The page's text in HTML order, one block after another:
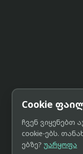
Cookie
ჩვენ ვიყენებთ
cookie-ებს.
ებზე? უარყოფა